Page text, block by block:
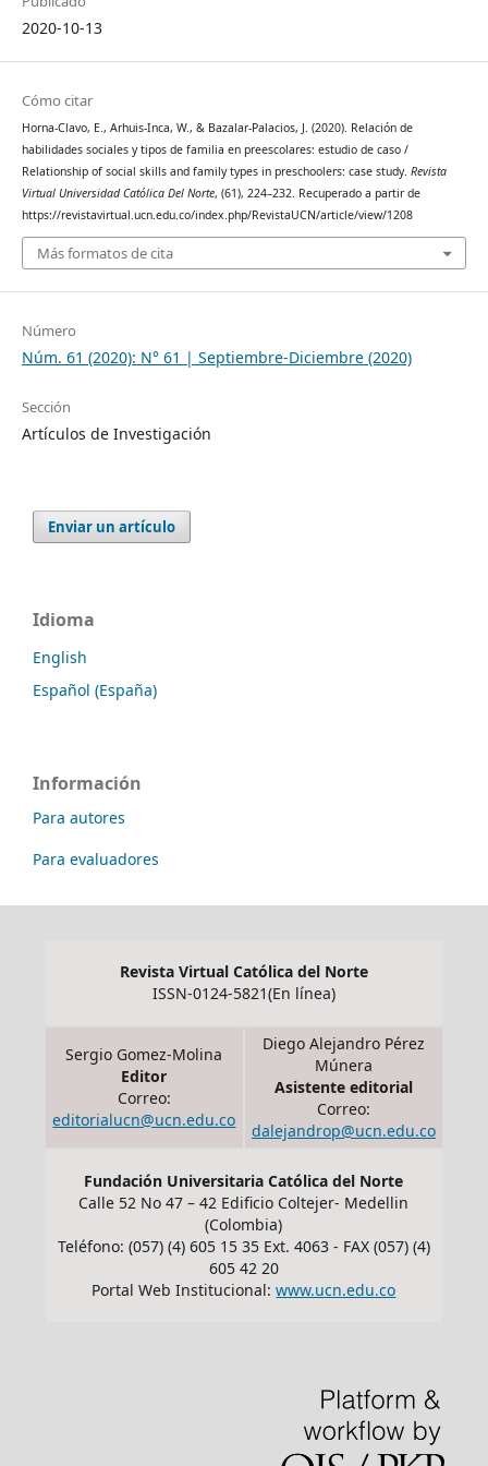
2020-10-13
Cómo citar
Horna-Clavo, E., Arhuis-Inca, W., & Bazalar-Palacios, J. (2020). Relación de
habilidades sociales y tipos de familia en preescolares: estudio de caso /
Relationship of social skills and family types in preschoolers: case study. Revista
Virtual Universidad Católica Del Norte, (61), 224–232. Recuperado a partir de
https://revistavirtual.ucn.edu.co/index.php/RevistaUCN/article/view/1208
Más formatos de cita
Número
Núm. 61 (2020): N° 61 | Septiembre-Diciembre (2020)
Sección
Artículos de Investigación
Enviar un artículo
Idioma
English
Español (España)
Información
Para autores
Para evaluadores
Revista Virtual Católica del Norte
ISSN-0124-5821(En línea)
Sergio Gomez-Molina
Editor
Correo:
editorialucn@ucn.edu.co
Diego Alejandro Pérez
Múnera
Asistente editorial
Correo:
dalejandrop@ucn.edu.co
Fundación Universitaria Católica del Norte
Calle 52 No 47 – 42 Edificio Coltejer- Medellin
(Colombia)
Teléfono: (057) (4) 605 15 35 Ext. 4063 - FAX (057) (4)
605 42 20
Portal Web Institucional:www.ucn.edu.co